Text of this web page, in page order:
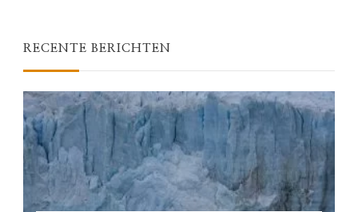
RECENTE BERICHTEN